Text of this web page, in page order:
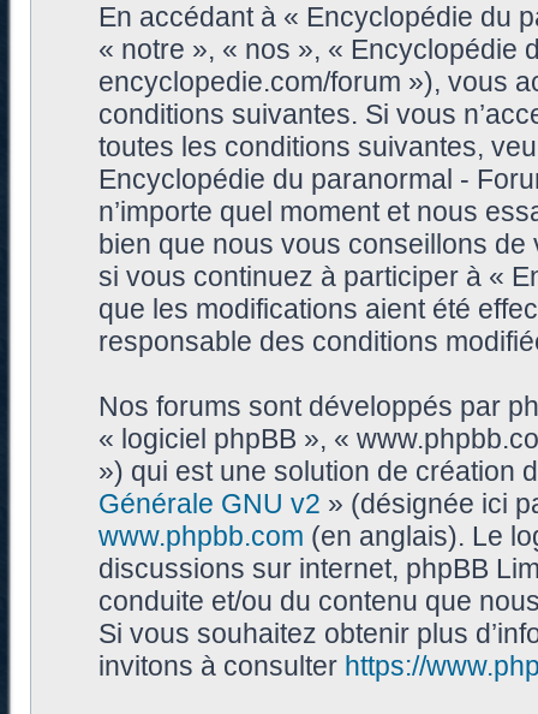
En accédant à « Encyclopédie du
« notre », « nos », « Encyclopédie
encyclopedie.com/forum »), vous
conditions suivantes. Si vous
toutes les conditions suivantes,
Encyclopédie du paranormal -
n’importe quel moment et nous
bien que nous vous conseillons
si vous continuez à participer à «
que les modifications aient été
responsable des conditions
Nos forums sont développés par
« logiciel phpBB », «
») qui est une solution de création
Générale GNU v2 » (désignée ici
www.phpbb.com (en anglais). Le
discussions sur internet, phpBB
conduite et/ou du contenu que
Si vous souhaitez obtenir plus
invitons à consulter https://